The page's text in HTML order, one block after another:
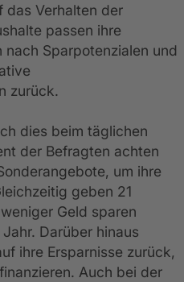
das Verhalten der
passen ihre
Sparpotenzialen und
zurück.
dies beim täglichen
der Befragten achten
um ihre
geben 21
Geld sparen
Darüber hinaus
ihre Ersparnisse zurück,
Auch bei der